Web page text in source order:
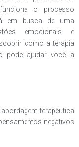
o processo
em busca de uma
emocionais e
como a terapia
pode ajudar você a
terapêutica
negativos